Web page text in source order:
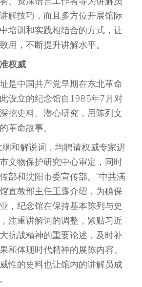
解技巧，而且多方位开展馆际
培训和实践相结合的方式，让
用，不断提升讲解水平。
权威
是中国共产党早期在东北革命
设立的纪念馆自1985年7月对
挖史料、潜心研究，用陈列文
革命故事。
纲和解说词，均聘请权威专家进
文物保护研究中心审定，同时
部和沈阳市委宣传部。”中共满
宣教部主任王露介绍，为确保
，纪念馆在保持基本陈列与史
注重讲解词的调整，紧贴习近
抗战精神的重要论述，及时补
和体现时代精神的展陈内容。
性的史料也让馆内的讲解员成